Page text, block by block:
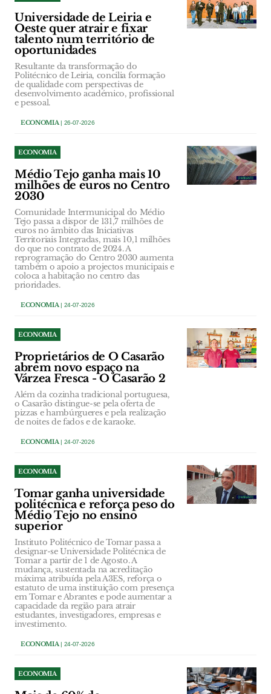
Universidade de Leiria e
Oeste quer atrair e fixar
talento num território de
oportunidades
Resultante da transformação do
Politécnico de Leiria, concilia formação
de qualidade com perspectivas de
desenvolvimento académico, profissional
e pessoal.
ECONOMIA | 26-07-2026
ECONOMIA
Médio Tejo ganha mais 10
milhões de euros no Centro
2030
Comunidade Intermunicipal do Médio
Tejo passa a dispor de 131,7 milhões de
euros no âmbito das Iniciativas
Territoriais Integradas, mais 10,1 milhões
do que no contrato de 2024. A
reprogramação do Centro 2030 aumenta
também o apoio a projectos municipais e
coloca a habitação no centro das
prioridades.
ECONOMIA | 24-07-2026
ECONOMIA
Proprietários de O Casarão
abrem novo espaço na
Várzea Fresca - O Casarão 2
Além da cozinha tradicional portuguesa,
o Casarão distingue-se pela oferta de
pizzas e hambúrgueres e pela realização
de noites de fados e de karaoke.
ECONOMIA | 24-07-2026
ECONOMIA
Tomar ganha universidade
politécnica e reforça peso do
Médio Tejo no ensino
superior
Instituto Politécnico de Tomar passa a
designar-se Universidade Politécnica de
Tomar a partir de 1 de Agosto. A
mudança, sustentada na acreditação
máxima atribuída pela A3ES, reforça o
estatuto de uma instituição com presença
em Tomar e Abrantes e pode aumentar a
capacidade da região para atrair
estudantes, investigadores, empresas e
investimento.
ECONOMIA | 24-07-2026
ECONOMIA